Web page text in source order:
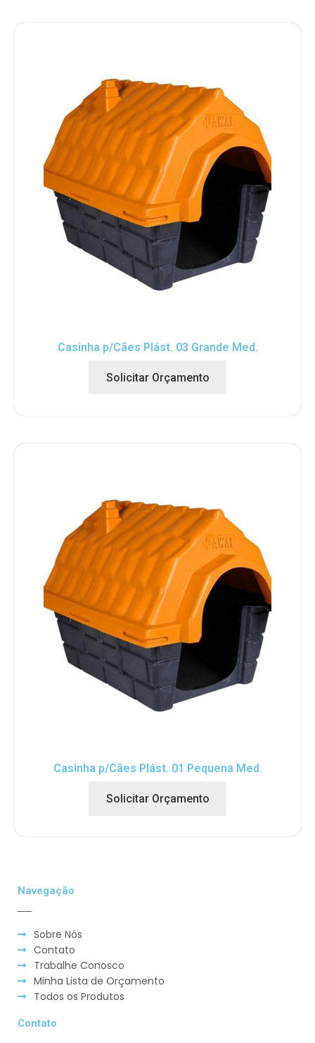
Casinha p/Cães Plást. 03 Grande Med.
Solicitar Orçamento
Casinha p/Cães Plást. 01 Pequena Med.
Solicitar Orçamento
Navegação
Sobre Nós
Contato
Trabalhe Conosco
Minha Lista de Orçamento
Todos os Produtos
Contato